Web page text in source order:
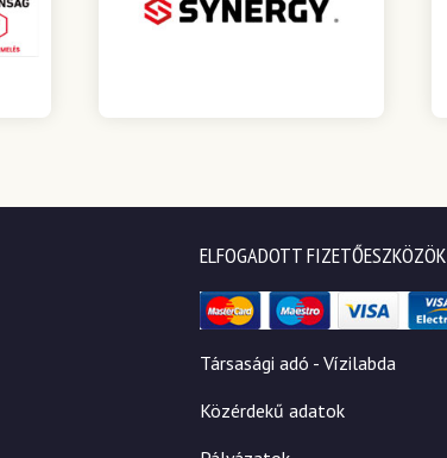
ELFOGADOTT FIZETŐESZKÖZÖK
Társasági adó - Vízilabda
Közérdekű adatok